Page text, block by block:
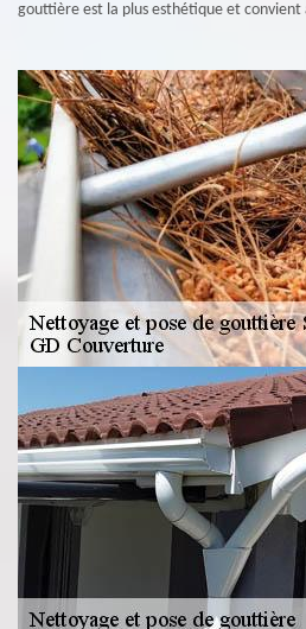
gouttière est la plus esthétique et